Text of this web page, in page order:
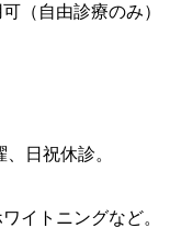
（自由診療のみ）
日祝休診。
イトニングなど。